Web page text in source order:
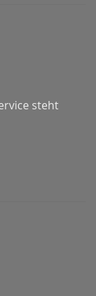
steht